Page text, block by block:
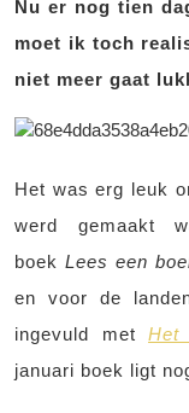
Nu er nog tien
moet ik toch
niet meer gaat
Het was erg leuk
werd gemaakt
boek Lees een
en voor de
ingevuld met Het
januari boek ligt